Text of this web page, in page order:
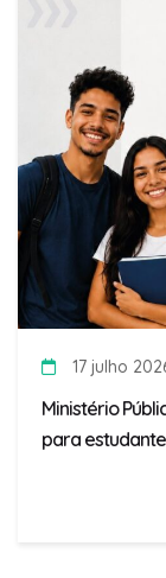
17 julho
Ministério
para